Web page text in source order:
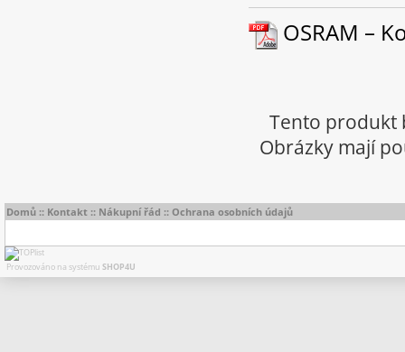
OSRAM –
Tento produkt
Obrázky mají
Domů :: Kontakt :: Nákupní řád :: Ochrana osobních údajů
Provozováno na systému SHOP4U